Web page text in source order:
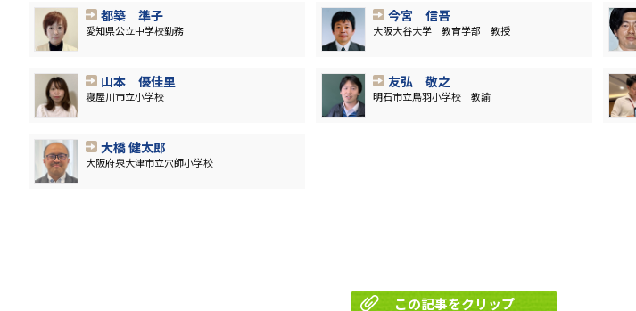
都築 準子
愛知県公立中学校勤務
今宮 信吾
大阪大谷大学 教育学部 教授
山本 優佳里
寝屋川市立小学校
友弘 敬之
明石市立鳥羽小学校 教諭
大橋 健太郎
大阪府泉大津市立穴師小学校
この記事をクリップ